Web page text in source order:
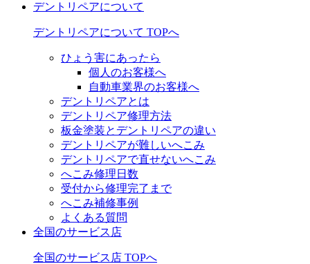
デントリペアについて
デントリペアについて TOPへ
ひょう害にあったら
個人のお客様へ
自動車業界のお客様へ
デントリペアとは
デントリペア修理方法
板金塗装とデントリペアの違い
デントリペアが難しいへこみ
デントリペアで直せないへこみ
へこみ修理日数
受付から修理完了まで
へこみ補修事例
よくある質問
全国のサービス店
全国のサービス店 TOPへ